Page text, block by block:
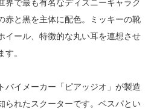
界で最も有名なディズニーキャラク
赤と黒を主体に配色。ミッキーの靴
イール、特徴的な丸い耳を連想させ
。
バイメーカー「ピアッジオ」が製造
られたスクーターです。ベスパとい